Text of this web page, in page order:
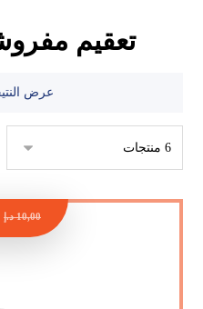
تعقيم
عرض
10,00 د.إ